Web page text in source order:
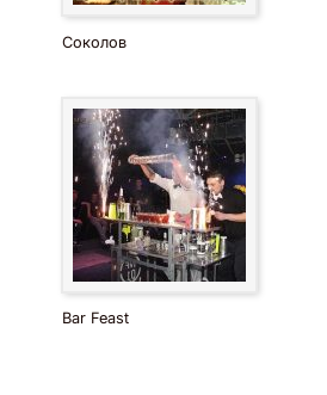
Соколов
Bar Feast